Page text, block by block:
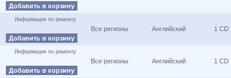
Добавить в корзину
Информация по ремонту
Добавить в корзину
Все регионы Английский 1 CD
Информация по ремонту
Добавить в корзину
Все регионы Английский 1 CD